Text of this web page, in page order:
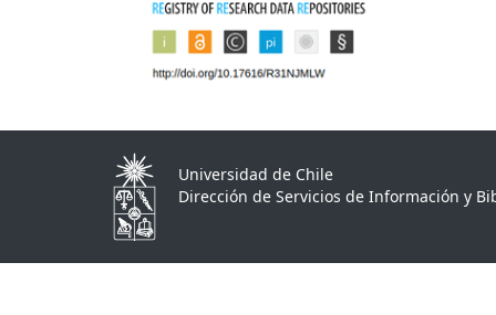
Universidad de Chile
Dirección de Servicios de Información y